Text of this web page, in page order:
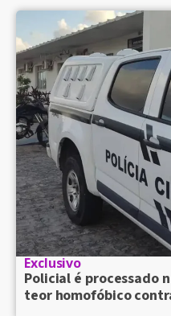
Exclusivo
Policial é processado
teor homofóbico